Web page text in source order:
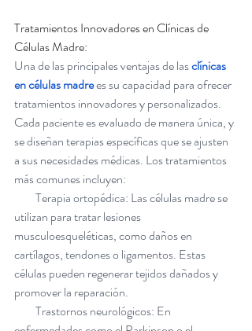
Tratamientos Innovadores en Clínicas de
Células Madre:
Una de las principales ventajas de las clínicas
en células madre es su capacidad para ofrecer
tratamientos innovadores y personalizados.
Cada paciente es evaluado de manera única, y
se diseñan terapias específicas que se ajusten
a sus necesidades médicas. Los tratamientos
más comunes incluyen:
utilizan para tratar lesiones
musculoesqueléticas, como daños en
cartílagos, tendones o ligamentos. Estas
células pueden regenerar tejidos dañados y
promover la reparación.